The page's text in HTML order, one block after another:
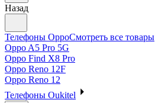
Назад
Телефоны OppoСмотреть все товары
Oppo A5 Pro 5G
Oppo Find X8 Pro
Oppo Reno 12F
Oppo Reno 12
Телефоны Oukitel